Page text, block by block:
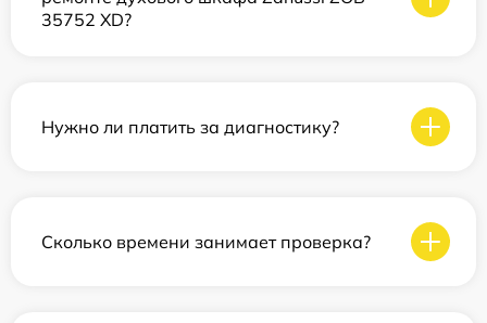
35752 XD?
Нужно ли платить за диагностику?
Сколько времени занимает проверка?